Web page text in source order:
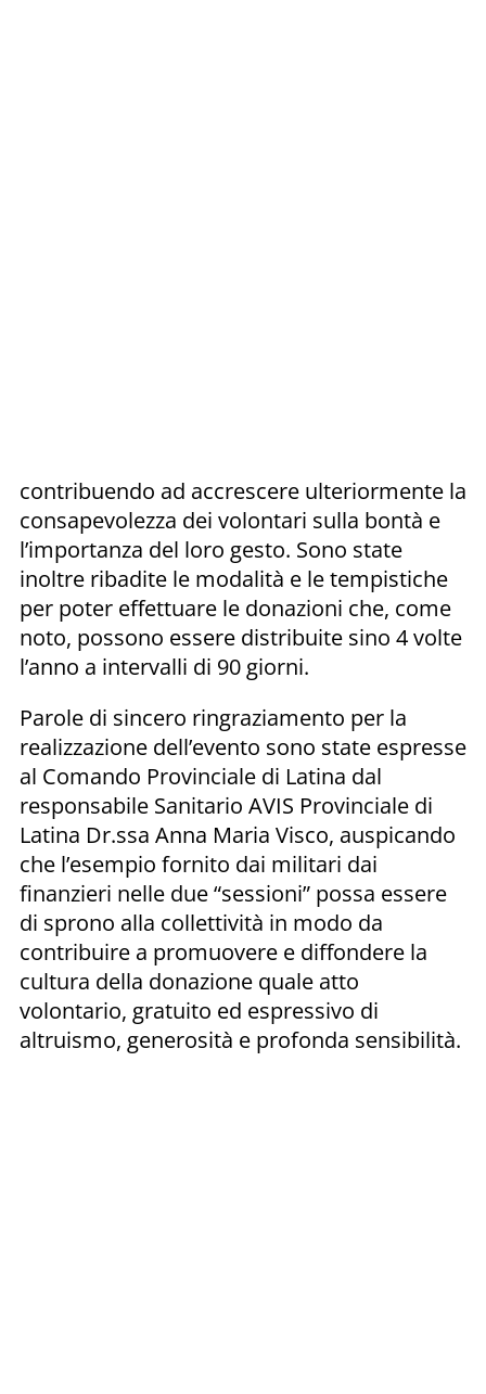
contribuendo ad accrescere ulteriormente la
consapevolezza dei volontari sulla bontà e
l’importanza del loro gesto. Sono state
inoltre ribadite le modalità e le tempistiche
per poter effettuare le donazioni che, come
noto, possono essere distribuite sino 4 volte
l’anno a intervalli di 90 giorni.
Parole di sincero ringraziamento per la
realizzazione dell’evento sono state espresse
al Comando Provinciale di Latina dal
responsabile Sanitario AVIS Provinciale di
Latina Dr.ssa Anna Maria Visco, auspicando
che l’esempio fornito dai militari dai
finanzieri nelle due “sessioni” possa essere
di sprono alla collettività in modo da
contribuire a promuovere e diffondere la
cultura della donazione quale atto
volontario, gratuito ed espressivo di
altruismo, generosità e profonda sensibilità.